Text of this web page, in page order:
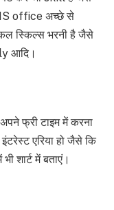
office अच्छे से
स्किल्स भरनी है जैसे
आदि।
फ्री टाइम में करना
एरिया हो जैसे कि
शार्ट में बताएं।